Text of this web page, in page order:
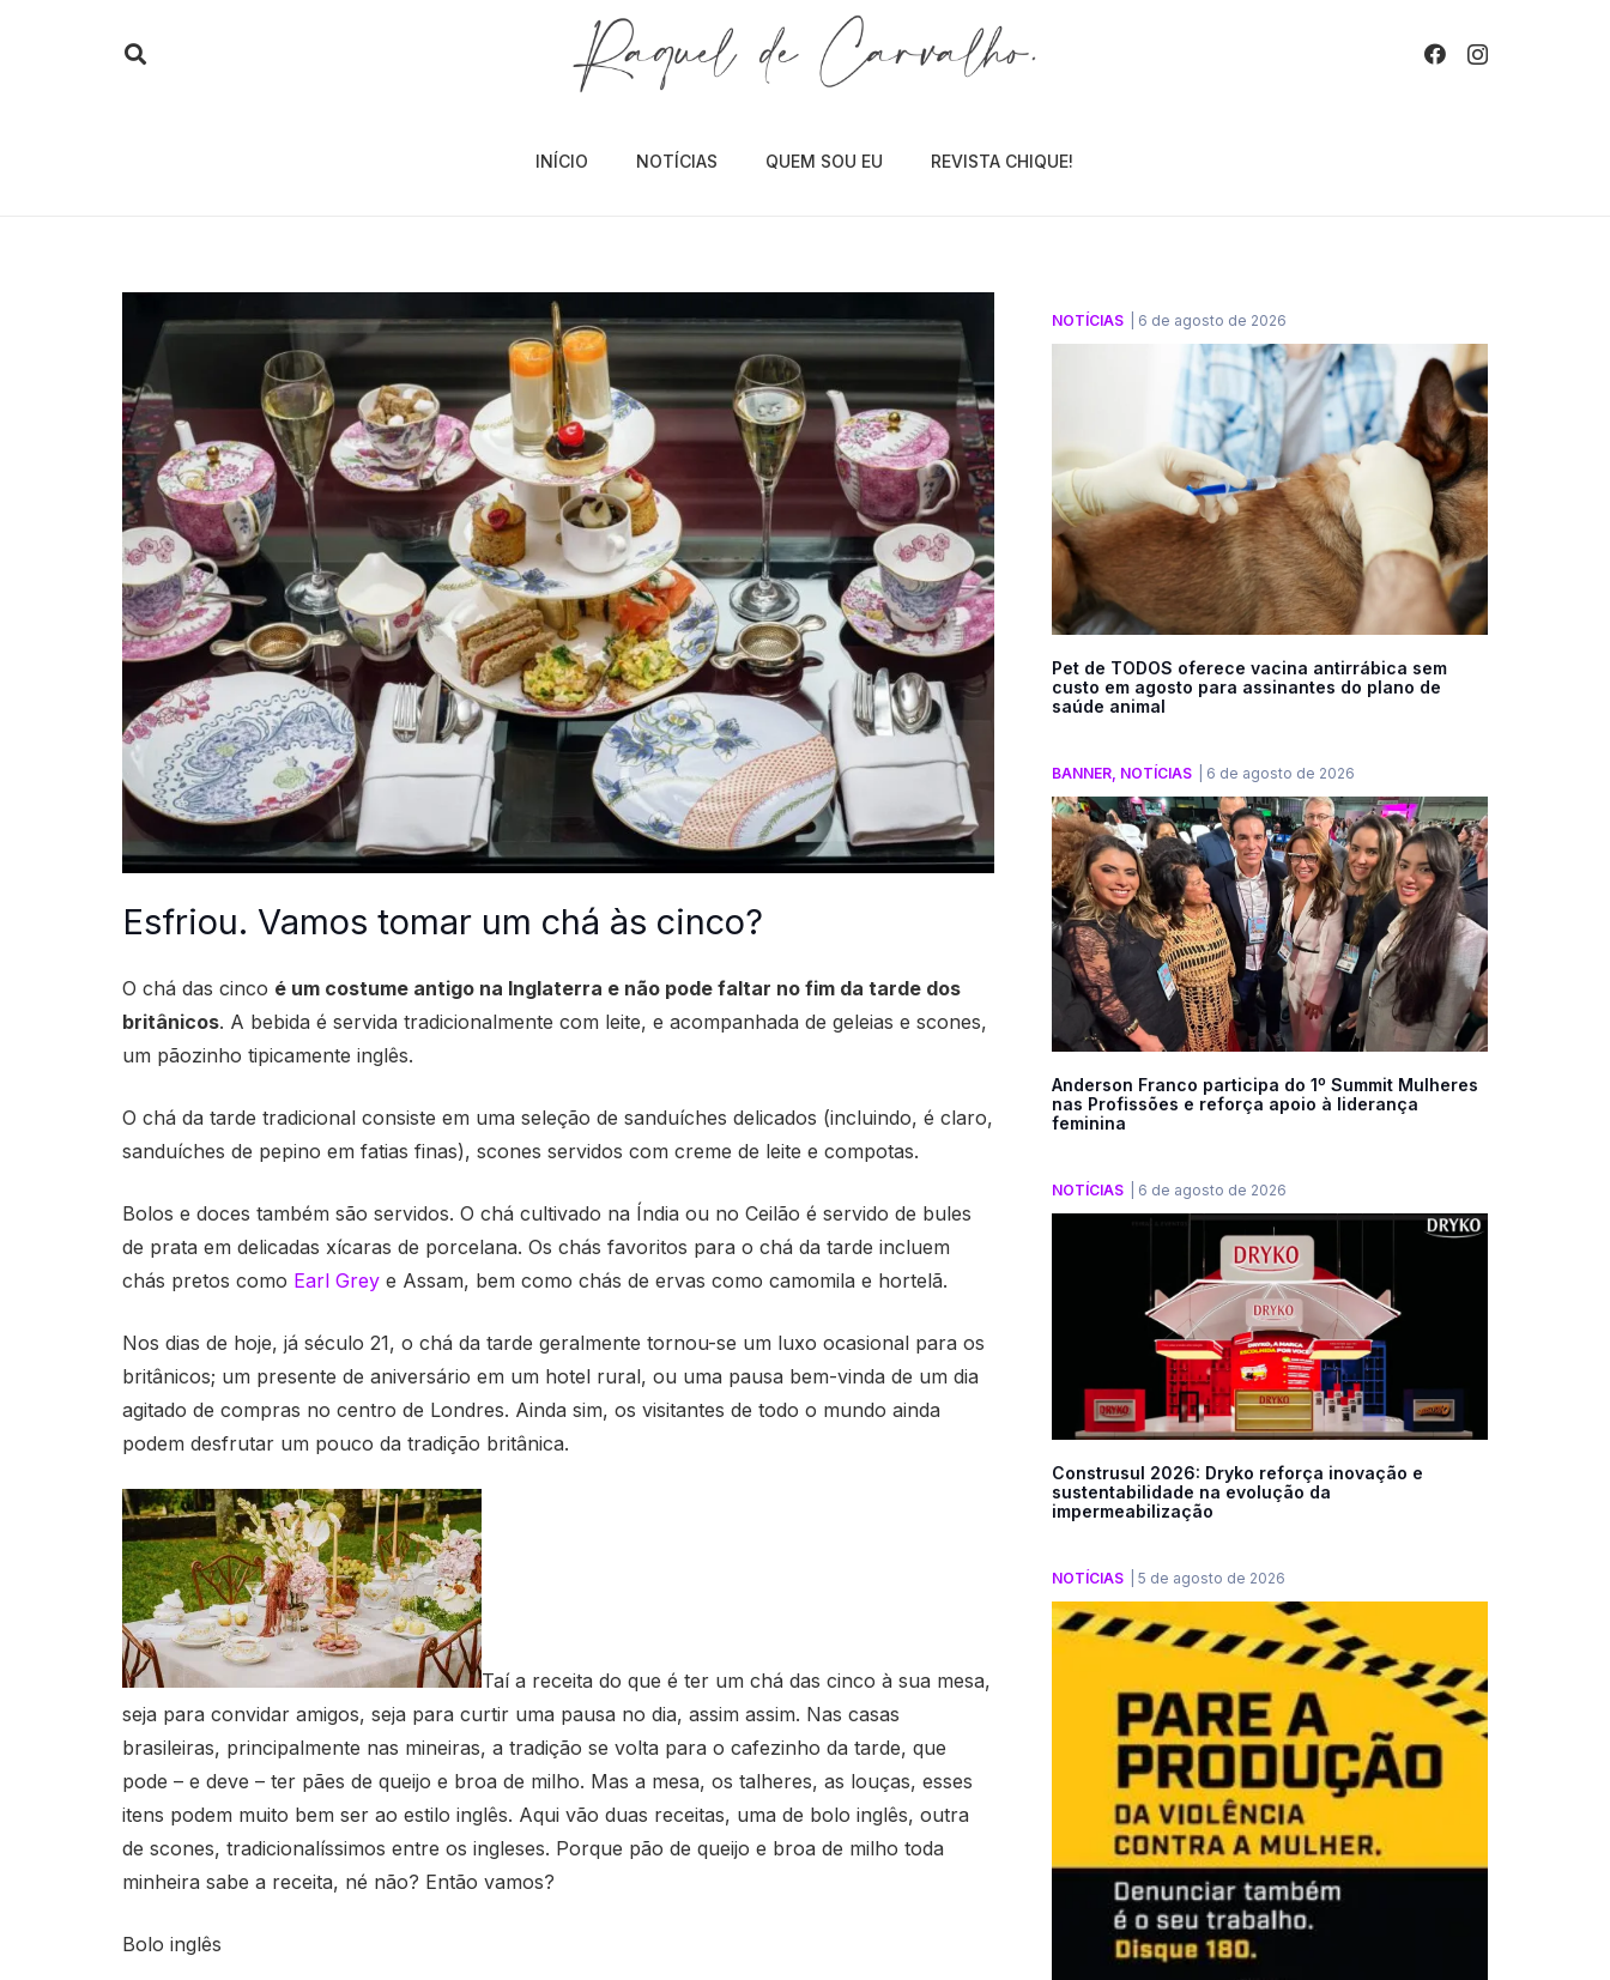
INÍCIO NOTÍCIAS QUEM SOU EU REVISTA CHIQUE!
Esfriou. Vamos tomar um chá às cinco?
O chá das cinco é um costume antigo na Inglaterra e não pode faltar no fim da tarde dos
britânicos. A bebida é servida tradicionalmente com leite, e acompanhada de geleias e scones,
um pãozinho tipicamente inglês.
O chá da tarde tradicional consiste em uma seleção de sanduíches delicados (incluindo, é claro,
sanduíches de pepino em fatias finas), scones servidos com creme de leite e compotas.
Bolos e doces também são servidos. O chá cultivado na Índia ou no Ceilão é servido de bules
de prata em delicadas xícaras de porcelana. Os chás favoritos para o chá da tarde incluem
chás pretos como Earl Grey e Assam, bem como chás de ervas como camomila e hortelã.
Nos dias de hoje, já século 21, o chá da tarde geralmente tornou-se um luxo ocasional para os
britânicos; um presente de aniversário em um hotel rural, ou uma pausa bem-vinda de um dia
agitado de compras no centro de Londres. Ainda sim, os visitantes de todo o mundo ainda
podem desfrutar um pouco da tradição britânica.
Taí a receita do que é ter um chá das cinco à sua mesa,
seja para convidar amigos, seja para curtir uma pausa no dia, assim assim. Nas casas
brasileiras, principalmente nas mineiras, a tradição se volta para o cafezinho da tarde, que
pode – e deve – ter pães de queijo e broa de milho. Mas a mesa, os talheres, as louças, esses
itens podem muito bem ser ao estilo inglês. Aqui vão duas receitas, uma de bolo inglês, outra
de scones, tradicionalíssimos entre os ingleses. Porque pão de queijo e broa de milho toda
minheira sabe a receita, né não? Então vamos?
Bolo inglês
NOTÍCIAS 6 de agosto de 2026
Pet de TODOS oferece vacina antirrábica sem
custo em agosto para assinantes do plano de
saúde animal
BANNER NOTÍCIAS 6 de agosto de 2026
Anderson Franco participa do 1º Summit Mulheres
nas Profissões e reforça apoio à liderança
feminina
NOTÍCIAS 6 de agosto de 2026
Construsul 2026: Dryko reforça inovação e
sustentabilidade na evolução da
impermeabilização
NOTÍCIAS 5 de agosto de 2026